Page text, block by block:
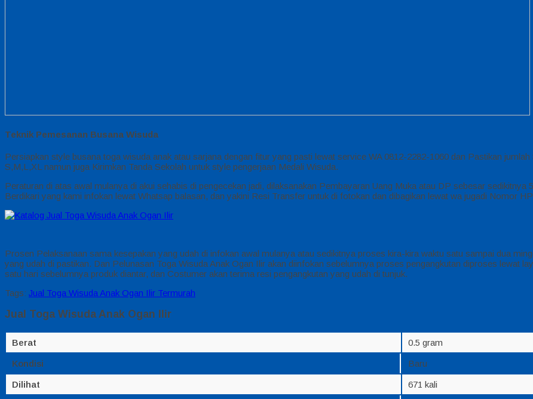
Teknik Pemesanan Busana Wisuda
Persiapkan style busana toga wisuda anak atau sarjana dengan fitur yang pasti lewat service WA 0812-2282-1060 dan Pastikan
S,M,L,XL namun juga Kirimkan Tanda Sekolah untuk style pengerjaan Medali Wisuda.
Peraturan di atas awal mulanya di akui sehabis di pengecekan jadi, dilaksanakan Pembayaran Uang Muka atau DP sebesar
Berdikari yang kami infokan lewat Whatsap balasan, dan yakini Resi Transfer untuk di fotokan dan dibagikan lewat wa jugadi Nomor
Prosen Pelaksanaan sama kesepakan yang udah di infokan awal mulanya atau sedikitnya proses kira-kira waktu satu sampai dua
yang udah di pastikan. Dan Pelunasan Toga Wisuda Anak Ogan Ilir akan diinfokan sebelumnya proses pengangkutan diproses lewat
satu hari sebelumnya produk diantar, dan Costumer akan terima resi pengangkutan yang udah di tunjuk.
Tags: Jual Toga Wisuda Anak Ogan Ilir Termurah
Jual Toga Wisuda Anak Ogan Ilir
Berat 0.5 gram
Kondisi Baru
Dilihat 671 kali